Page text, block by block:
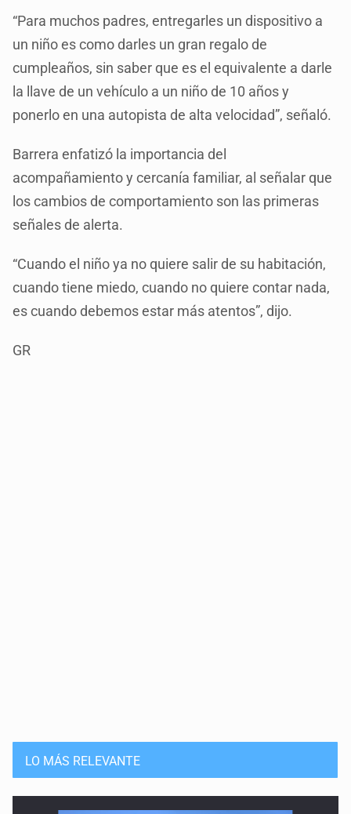
“Para muchos padres, entregarles un dispositivo a
un niño es como darles un gran regalo de
cumpleaños, sin saber que es el equivalente a darle
la llave de un vehículo a un niño de 10 años y
ponerlo en una autopista de alta velocidad”, señaló.
Barrera enfatizó la importancia del
acompañamiento y cercanía familiar, al señalar que
los cambios de comportamiento son las primeras
señales de alerta.
“Cuando el niño ya no quiere salir de su habitación,
cuando tiene miedo, cuando no quiere contar nada,
es cuando debemos estar más atentos”, dijo.
GR
LO MÁS RELEVANTE